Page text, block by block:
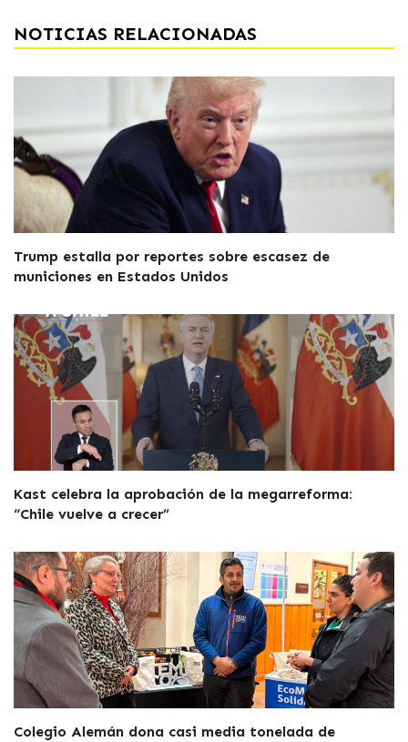
NOTICIAS RELACIONADAS
Trump estalla por reportes sobre escasez de
municiones en Estados Unidos
Kast celebra la aprobación de la megarreforma:
“Chile vuelve a crecer”
Colegio Alemán dona casi media tonelada de